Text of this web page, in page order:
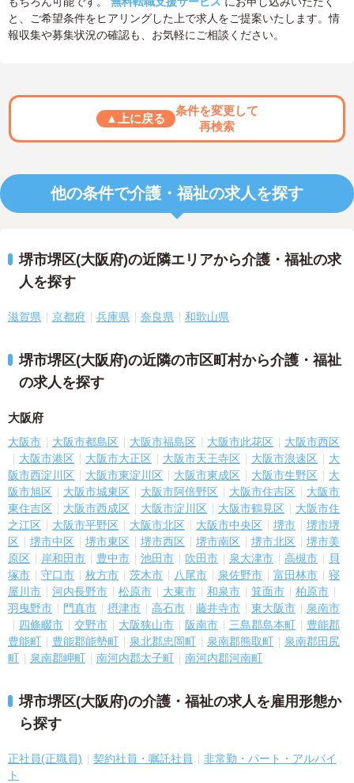
と、ご希望条件をヒアリングした上で求人をご提案いたします。情
報収集や募集状況の確認も、お気軽にご相談ください。
▲上に戻る
条件を変更して
再検索
他の条件で介護・福祉の求人を探す
堺市堺区(大阪府)の近隣エリアから介護・福祉の求
人を探す
滋賀県 京都府 兵庫県 奈良県 和歌山県
堺市堺区(大阪府)の近隣の市区町村から介護・福祉
の求人を探す
大阪府
大阪市 大阪市都島区 大阪市福島区 大阪市此花区
大阪市西区
大阪市港区
大阪市大正区 大阪市天王寺区 大阪市浪速区
大
阪市西淀川区
大阪市東淀川区 大阪市東成区 大阪市生野区
大
阪市旭区
大阪市城東区 大阪市阿倍野区 大阪市住吉区
大阪市
東住吉区
大阪市西成区 大阪市淀川区 大阪市鶴見区
大阪市住
之江区
大阪市平野区 大阪市北区 大阪市中央区 堺市
堺市堺
区
堺市中区 堺市東区 堺市西区 堺市南区 堺市北区
堺市美
原区
岸和田市 豊中市 池田市 吹田市 泉大津市 高槻市
貝
塚市
守口市 枚方市 茨木市 八尾市 泉佐野市 富田林市
寝
屋川市
河内長野市 松原市 大東市 和泉市 箕面市
柏原市
羽曳野市
門真市 摂津市 高石市 藤井寺市 東大阪市
泉南市
四條畷市
交野市 大阪狭山市 阪南市 三島郡島本町
豊能郡
豊能町
豊能郡能勢町 泉北郡忠岡町 泉南郡熊取町
泉南郡田尻
町
泉南郡岬町 南河内郡太子町 南河内郡河南町
堺市堺区(大阪府)の介護・福祉の求人を雇用形態か
ら探す
正社員(正職員) 契約社員・嘱託社員
非常勤・パート・アルバイ
ト